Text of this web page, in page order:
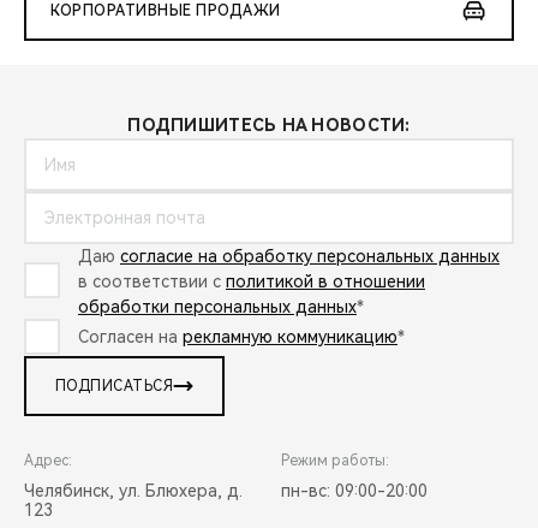
КОРПОРАТИВНЫЕ ПРОДАЖИ
ПОДПИШИТЕСЬ НА НОВОСТИ:
Даю согласие на обработку персональных данных
в соответствии с политикой в отношении
обработки персональных данных*
Согласен на рекламную коммуникацию*
ПОДПИСАТЬСЯ
Адрес:
Челябинск, ул. Блюхера, д.
123
Режим работы:
пн-вс: 09:00-20:00